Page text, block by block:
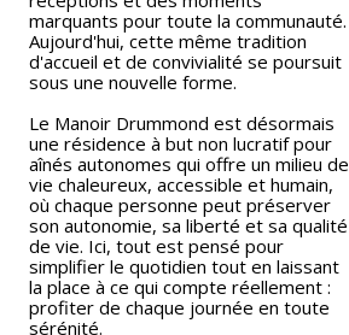
marquants pour toute la communauté.
Aujourd'hui, cette même tradition
d'accueil et de convivialité se poursuit
sous une nouvelle forme.
Le Manoir Drummond est désormais
une résidence à but non lucratif pour
aînés autonomes qui offre un milieu de
vie chaleureux, accessible et humain,
où chaque personne peut préserver
son autonomie, sa liberté et sa qualité
de vie. Ici, tout est pensé pour
simplifier le quotidien tout en laissant
la place à ce qui compte réellement :
profiter de chaque journée en toute
sérénité.